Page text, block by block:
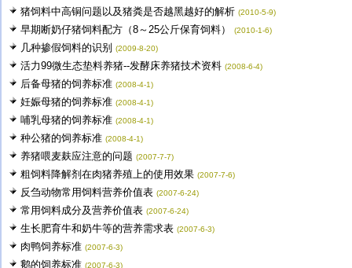
猪饲料中高铜问题以及猪粪是否越黑越好的解析 (2010-5-9)
早期断奶仔猪饲料配方（8～25公斤保育饲料） (2010-1-6)
几种掺假饲料的识别 (2009-8-20)
活力99微生态垫料养猪--发酵床养猪技术资料 (2008-6-4)
后备母猪的饲养标准 (2008-4-1)
妊娠母猪的饲养标准 (2008-4-1)
哺乳母猪的饲养标准 (2008-4-1)
种公猪的饲养标准 (2008-4-1)
养猪喂麦麸应注意的问题 (2007-7-7)
粗饲料降解剂在肉猪养殖上的使用效果 (2007-7-6)
反刍动物常用饲料营养价值表 (2007-6-24)
常用饲料成分及营养价值表 (2007-6-24)
生长肥育牛和奶牛等的营养需求表 (2007-6-3)
肉鸭饲养标准 (2007-6-3)
鹅的饲养标准 (2007-6-3)